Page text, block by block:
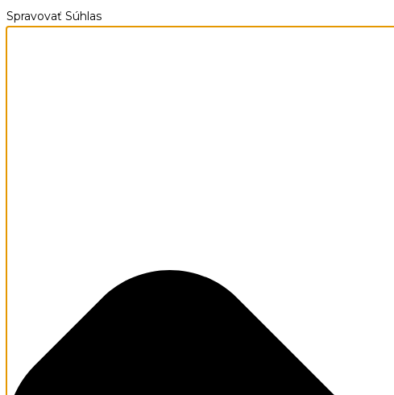
Spravovať Súhlas